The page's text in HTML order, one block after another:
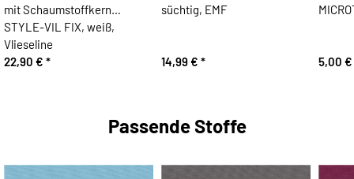
mit Schaumstoffkern
STYLE-VIL FIX, weiß,
Vlieseline
22,90 € *
süchtig, EMF
14,99 € * 5,00 €
Passende Stoffe